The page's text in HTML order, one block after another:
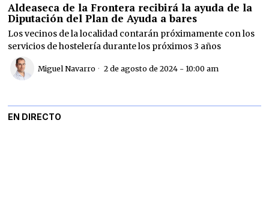
Aldeaseca de la Frontera recibirá la ayuda de la
Diputación del Plan de Ayuda a bares
Los vecinos de la localidad contarán próximamente con los
servicios de hostelería durante los próximos 3 años
Miguel Navarro 2 de agosto de 2024 - 10:00 am
EN DIRECTO